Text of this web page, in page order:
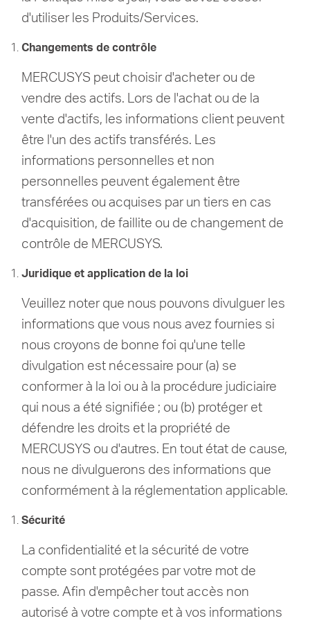
d'utiliser les Produits/Services.
Changements de contrôle
MERCUSYS peut choisir d'acheter ou de
vendre des actifs. Lors de l'achat ou de la
vente d'actifs, les informations client peuvent
être l'un des actifs transférés. Les
informations personnelles et non
personnelles peuvent également être
transférées ou acquises par un tiers en cas
d'acquisition, de faillite ou de changement de
contrôle de MERCUSYS.
Juridique et application de la loi
Veuillez noter que nous pouvons divulguer les
informations que vous nous avez fournies si
nous croyons de bonne foi qu'une telle
divulgation est nécessaire pour (a) se
conformer à la loi ou à la procédure judiciaire
qui nous a été signifiée ; ou (b) protéger et
défendre les droits et la propriété de
MERCUSYS ou d'autres. En tout état de cause,
nous ne divulguerons des informations que
conformément à la réglementation applicable.
Sécurité
La confidentialité et la sécurité de votre
compte sont protégées par votre mot de
passe.Afin d'empêcher tout accès non
autorisé à votre compte et à vos informations